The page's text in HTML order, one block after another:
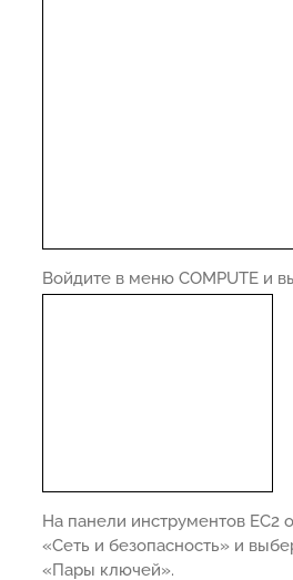
Войдите в меню COMPUTE и
На панели инструментов EC2
«Сеть и безопасность» и
«Пары ключей».